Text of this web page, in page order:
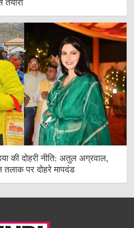
की दोहरी नीति: अतुल अग्रवाल,
तलाक पर दोहरे मापदंड